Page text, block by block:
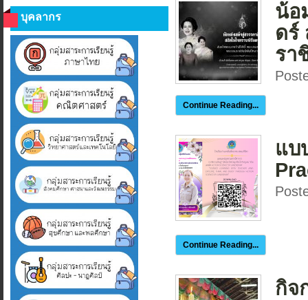
น้อ
ดร์
รา
Continue Reading...
แบ
Continue Reading...
กิจ
บุคลากร